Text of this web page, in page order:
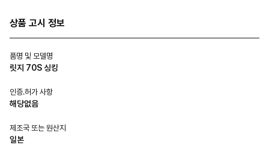
상품 고시 정보
품명 및 모델명
릿지 70S 싱킹
인증.허가 사항
해당없음
제조국 또는 원산지
일본